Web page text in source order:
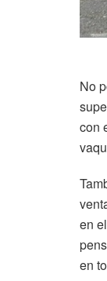
No
con
en
en